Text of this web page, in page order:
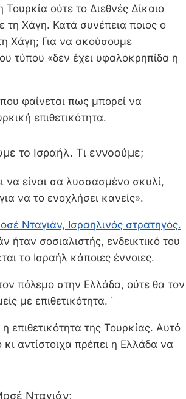
ούτε το Διεθνές Δίκαιο
τη Χάγη. Κατά συνέπεια ποιος ο
Χάγη; Για να ακούσουμε
τύπου «δεν έχει υφαλοκρηπίδα η
φαίνεται πως μπορεί να
επιθετικότητα.
το Ισραήλ. Τι εννοούμε;
να είναι σα λυσσασμένο σκυλί,
να το ενοχλήσει κανείς».
Νταγιάν, Ισραηλινός στρατηγός.
ήταν σοσιαλιστής, ενδεικτικό του
το Ισραήλ κάποιες έννοιες.
πόλεμο στην Ελλάδα, ούτε θα τον
με επιθετικότητα. ΄
επιθετικότητα της Τουρκίας. Αυτό
κι αντίστοιχα πρέπει η Ελλάδα να
Νταγιάν;